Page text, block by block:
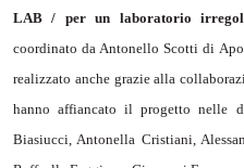
LAB / per un laboratorio
coordinato da Antonello Scotti di
realizzato anche grazie alla
hanno affiancato il progetto nelle
Biasiucci, Antonella Cristiani,